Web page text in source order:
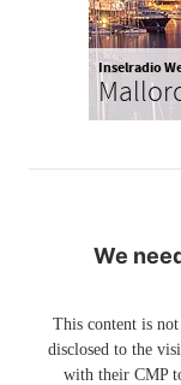
Inselradio
We
This content is
disclosed to the
with their CMP